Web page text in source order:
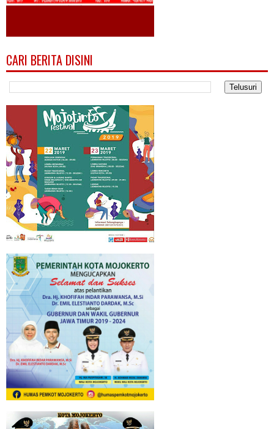
CARI BERITA DISINI